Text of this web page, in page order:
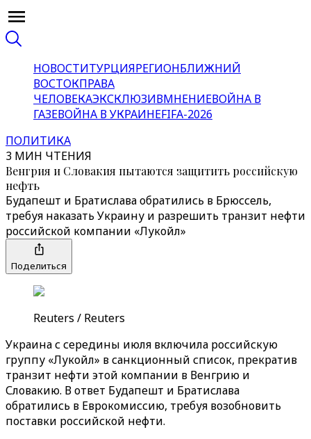
НОВОСТИТУРЦИЯРЕГИОНБЛИЖНИЙ
ВОСТОКПРАВА
ЧЕЛОВЕКАЭКСКЛЮЗИВМНЕНИЕВОЙНА В
ГАЗЕВОЙНА В УКРАИНЕFIFA-2026
ПОЛИТИКА
3 МИН ЧТЕНИЯ
Венгрия и Словакия пытаются защитить российскую
нефть
Будапешт и Братислава обратились в Брюссель,
требуя наказать Украину и разрешить транзит нефти
российской компании «‎Лукойл»‎
Поделиться
Reuters / Reuters
Украина с середины июля включила российскую
группу «Лукойл» в санкционный список, прекратив
транзит нефти этой компании в Венгрию и
Словакию. В ответ Будапешт и Братислава
обратились в Еврокомиссию, требуя возобновить
поставки российской нефти.